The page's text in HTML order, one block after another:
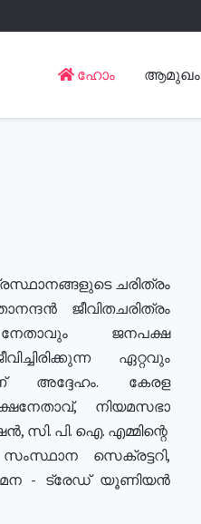
ഹോം ആമുഖം
ചരിത്രം
ജീവിതചരിത്രം
ജനപക്ഷ
ഏറ്റവും
അദ്ദേഹം. കേരള
നിയമസഭാ
സി. പി. ഐ. എമ്മിന്റെ
സെക്രട്ടറി,
- ട്രേഡ് യൂണിയൻ